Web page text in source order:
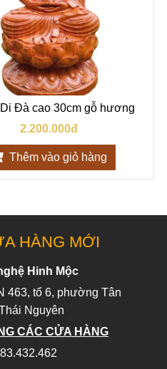
Đà cao 30cm gỗ hương
2.200.000đ
Thêm vào giỏ hàng
HÀNG MỚI
Hinh Mộc
463, tổ 6, phường Tân
Nguyên
CÁC CỬA HÀNG